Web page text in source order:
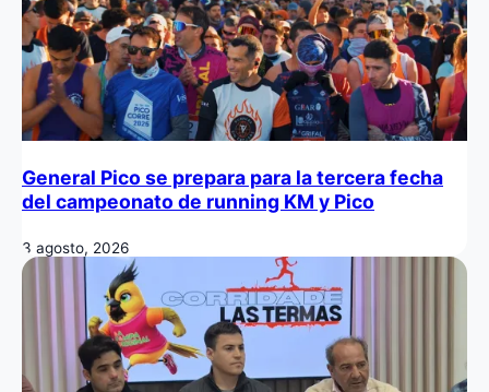
General Pico se prepara para la tercera fecha
del campeonato de running KM y Pico
3 agosto, 2026